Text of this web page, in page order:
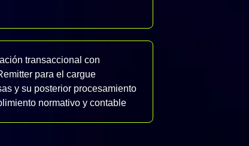
transaccional con
para el cargue
y su posterior procesamiento
normativo y contable